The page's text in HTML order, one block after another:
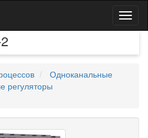
Одноканальные
регуляторы